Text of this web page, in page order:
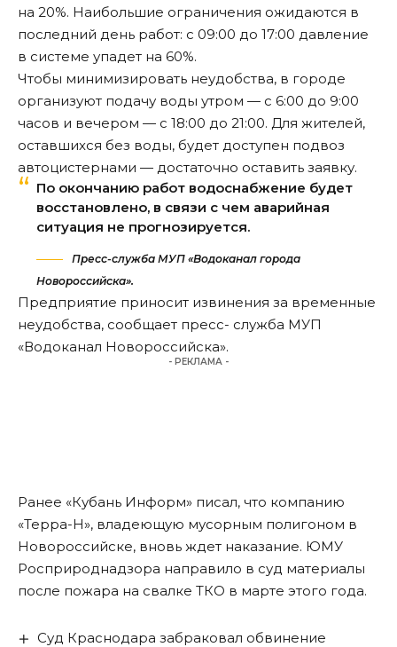
на 20%. Наибольшие ограничения ожидаются в
последний день работ: с 09:00 до 17:00 давление
в системе упадет на 60%.
Чтобы минимизировать неудобства, в городе
организуют подачу воды утром — с 6:00 до 9:00
часов и вечером — с 18:00 до 21:00. Для жителей,
оставшихся без воды, будет доступен подвоз
автоцистернами — достаточно оставить заявку.
По окончанию работ водоснабжение будет
восстановлено, в связи с чем аварийная
ситуация не прогнозируется.
Пресс-служба МУП «Водоканал города
Новороссийска».
Предприятие приносит извинения за временные
неудобства, сообщает пресс- служба МУП
«Водоканал Новороссийска».
- РЕКЛАМА -
Ранее «Кубань Информ» писал, что компанию
«Терра-Н», владеющую мусорным полигоном в
Новороссийске, вновь ждет наказание. ЮМУ
Росприроднадзора направило в суд материалы
после пожара на свалке ТКО в марте этого года.
Суд Краснодара забраковал обвинение